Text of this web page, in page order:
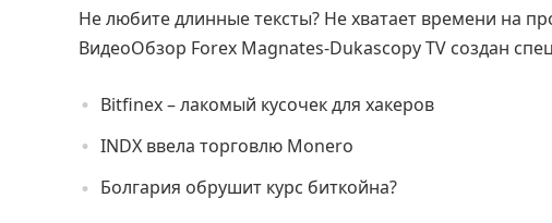
Не любите длинные тексты? Не хватает времени на
ВидеоОбзор Forex Magnates-Dukascopy TV создан
Bitfinex – лакомый кусочек для хакеров
INDX ввела торговлю Monero
Болгария обрушит курс биткойна?